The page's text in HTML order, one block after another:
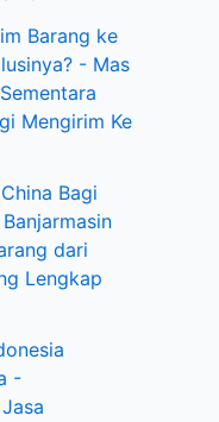
Barang ke
- Mas
Mengirim Ke
Bagi
dari
Lengkap
-
Jasa